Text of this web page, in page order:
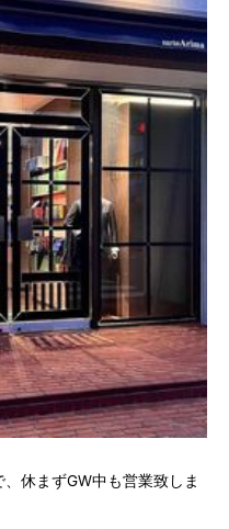
休まずGW中も営業致しま